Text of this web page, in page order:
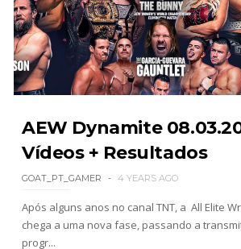
Statlander após interferência
Hikaru Shida
Unknown-Aug 06 2026
TRIUNFO LENDÁRIO EM CIDADE
Jericho, Místico e Darby Allin
Unknown- Aug 06 2026
WWE: Chelsea Green revela
no osso orbital
SCSA867- Aug 10 2026
AEW Dynamite
Vídeos + Resultados
GOAT_PT_GAMER 4 YEARS AGO
Após alguns anos no canal TNT, a All Elite
chega a uma nova fase, passando a
progr...